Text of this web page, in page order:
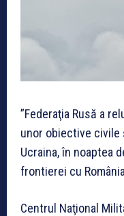
”Federaţia Rusă a
unor obiective
Ucraina, în noaptea
frontierei cu
Centrul Naţional